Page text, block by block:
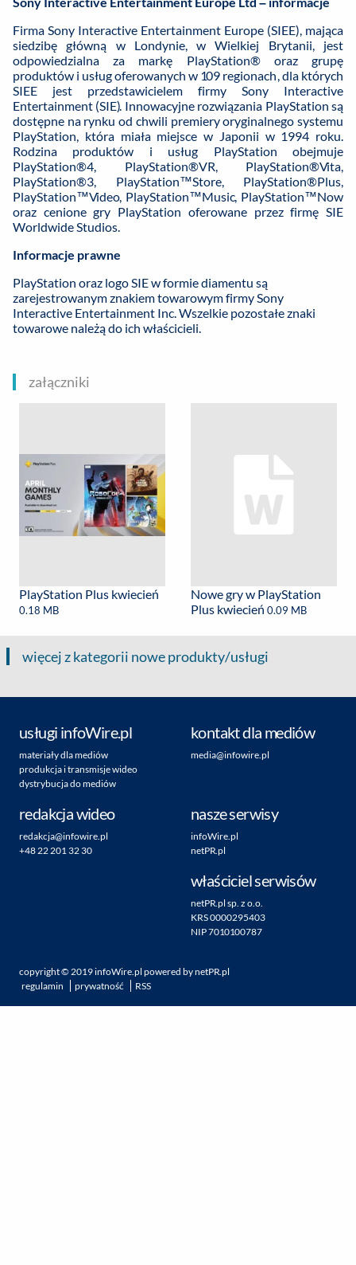
Firma Sony Interactive Entertainment Europe (SIEE), mająca
siedzibę główną w Londynie, w Wielkiej Brytanii, jest
odpowiedzialna za markę PlayStation® oraz grupę
produktów i usług oferowanych w 109 regionach, dla których
SIEE jest przedstawicielem firmy Sony Interactive
Entertainment (SIE). Innowacyjne rozwiązania PlayStation są
dostępne na rynku od chwili premiery oryginalnego systemu
PlayStation, która miała miejsce w Japonii w 1994 roku.
Rodzina produktów i usług PlayStation obejmuje
PlayStation®4, PlayStation®VR, PlayStation®Vita,
PlayStation®3, PlayStation™Store, PlayStation®Plus,
PlayStation™Video, PlayStation™Music, PlayStation™Now
oraz cenione gry PlayStation oferowane przez firmę SIE
Worldwide Studios.
Informacje prawne
PlayStation oraz logo SIE w formie diamentu są
zarejestrowanym znakiem towarowym firmy Sony
Interactive Entertainment Inc. Wszelkie pozostałe znaki
towarowe należą do ich właścicieli.
załączniki
PlayStation Plus kwiecień
0.18 MB
Nowe gry w PlayStation
Plus kwiecień 0.09 MB
więcej z kategorii nowe produkty/usługi
usługi infoWire.pl
materiały dla mediów
produkcja i transmisje wideo
dystrybucja do mediów
kontakt dla mediów
media@infowire.pl
redakcja wideo
redakcja@infowire.pl
+48 22 201 32 30
nasze serwisy
infoWire.pl
netPR.pl
właściciel serwisów
netPR.pl sp. z o.o.
KRS 0000295403
NIP 7010100787
copyright ©2019infoWire.pl powered bynetPR.pl
regulamin
prywatność RSS